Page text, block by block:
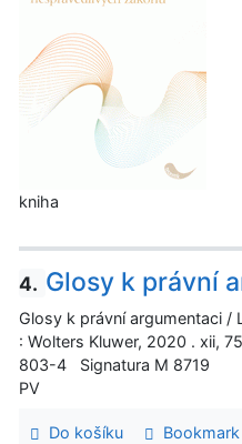
kniha
4. Glosy k právní
Glosy k právní argumentaci
: Wolters Kluwer, 2020 . xii,
803-4 Signatura M 8719
PV
Do košíku Bookmark